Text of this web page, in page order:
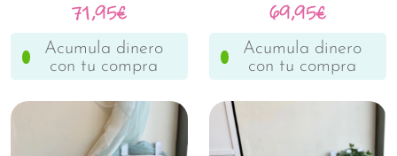
71,95€
Acumula dinero
con tu compra
69,95€
Acumula dinero
con tu compra